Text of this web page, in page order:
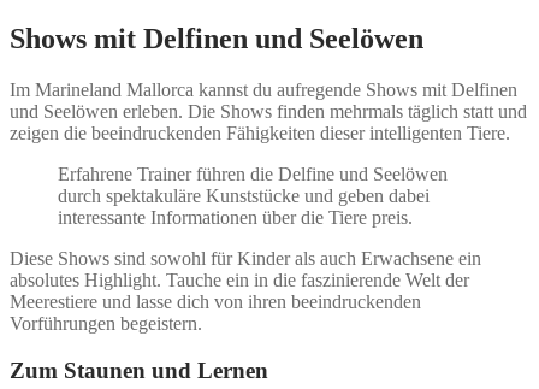
Shows mit Delfinen und Seelöwen
Im Marineland Mallorca kannst du aufregende Shows mit Delfinen
und Seelöwen erleben. Die Shows finden mehrmals täglich statt und
zeigen die beeindruckenden Fähigkeiten dieser intelligenten Tiere.
Erfahrene Trainer führen die Delfine und Seelöwen
durch spektakuläre Kunststücke und geben dabei
interessante Informationen über die Tiere preis.
Diese Shows sind sowohl für Kinder als auch Erwachsene ein
absolutes Highlight. Tauche ein in die faszinierende Welt der
Meerestiere und lasse dich von ihren beeindruckenden
Vorführungen begeistern.
Zum Staunen und Lernen